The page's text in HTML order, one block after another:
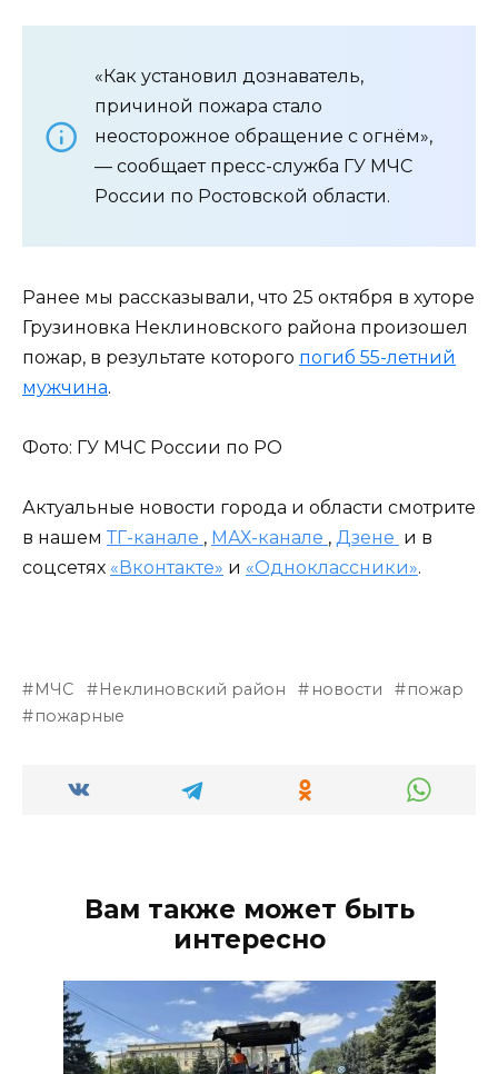
«Как установил дознаватель,
причиной пожара стало
неосторожное обращение с огнём»,
— сообщает пресс-служба ГУ МЧС
России по Ростовской области.
Ранее мы рассказывали, что 25 октября в хуторе
Грузиновка Неклиновского района произошел
пожар, в результате которого погиб 55-летний
мужчина.
Фото: ГУ МЧС России по РО
Актуальные новости города и области смотрите
в нашем ТГ-канале , МАХ-канале , Дзене и в
соцсетях «Вконтакте» и «Одноклассники».
МЧС Неклиновский район новости
пожар
пожарные
Вам также может быть
интересно